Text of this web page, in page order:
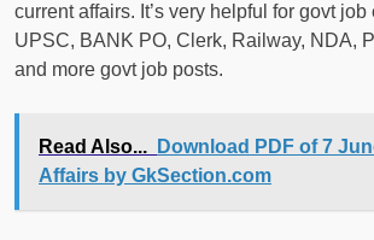
current affairs. It’s very helpful for govt
UPSC, BANK PO, Clerk, Railway, NDA,
and more govt job posts.
Read Also...
Download PDF of 7
Affairs by GkSection.com